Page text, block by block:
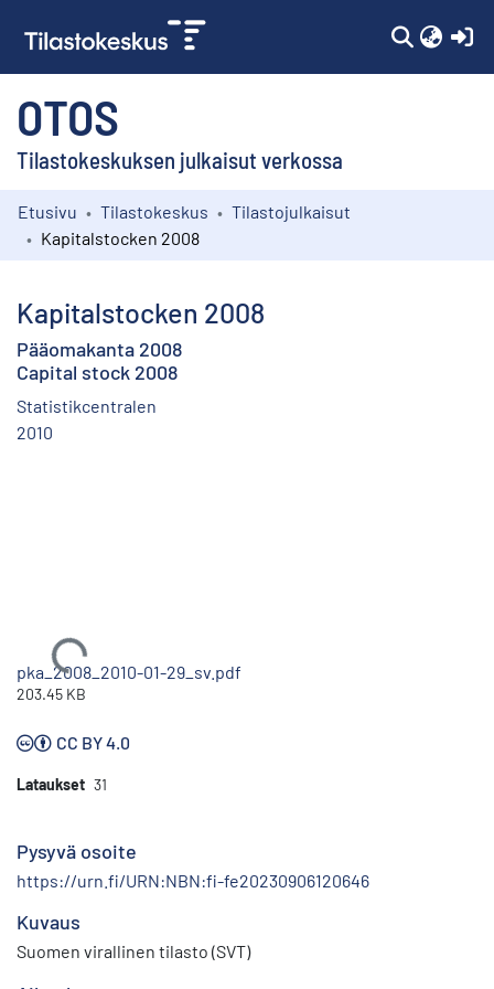
OTOS
Tilastokeskuksen julkaisut verkossa
Kokoelmat
Etusivu Tilastokeskus
Tilastojulkaisut
Kapitalstocken 2008
Kapitalstocken 2008
Pääomakanta 2008
Capital stock 2008
Statistikcentralen
2010
Ladataan...
pka_2008_2010-01-29_sv.pdf
203.45 KB
CC BY 4.0
Lataukset 31
Pysyvä osoite
https://urn.fi/URN:NBN:fi-fe20230906120646
Kuvaus
Suomen virallinen tilasto (SVT)